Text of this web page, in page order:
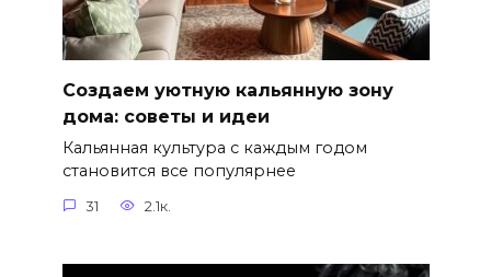
Создаем уютную кальянную зону
дома: советы и идеи
Кальянная культура с каждым годом
становится все популярнее
31 2.1к.